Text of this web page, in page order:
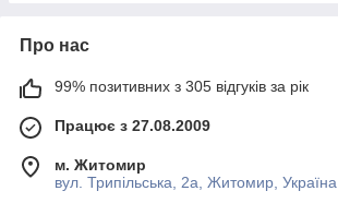
Про нас
99% позитивних з 305 відгуків за рік
Працює з 27.08.2009
м. Житомир
вул. Трипільська, 2а, Житомир, Україна